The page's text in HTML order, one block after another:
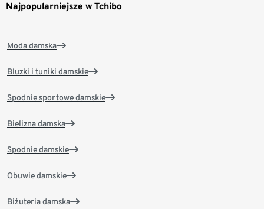
Najpopularniejsze w Tchibo
Moda damska
Bluzki i tuniki damskie
Spodnie sportowe damskie
Bielizna damska
Spodnie damskie
Obuwie damskie
Biżuteria damska